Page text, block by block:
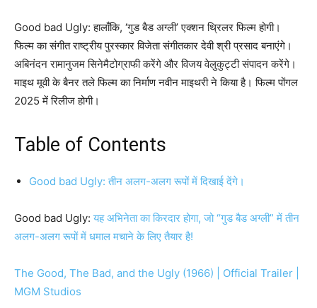
Good bad Ugly: हालाँकि, ‘गुड बैड अग्ली’ एक्शन थ्रिलर फिल्म होगी।
फिल्म का संगीत राष्ट्रीय पुरस्कार विजेता संगीतकार देवी श्री प्रसाद बनाएंगे।
अबिनंदन रामानुजम सिनेमैटोग्राफी करेंगे और विजय वेलुकुट्टी संपादन करेंगे।
माइथ मूवी के बैनर तले फिल्म का निर्माण नवीन माइथरी ने किया है। फिल्म पोंगल
2025 में रिलीज होगी।
Table of Contents
Good bad Ugly: तीन अलग-अलग रूपों में दिखाई देंगे।
Good bad Ugly:यह अभिनेता का किरदार होगा, जो “गुड बैड अग्ली” में तीन
अलग-अलग रूपों में धमाल मचाने के लिए तैयार है!
The Good, The Bad, and the Ugly (1966) | Official Trailer |
MGM Studios